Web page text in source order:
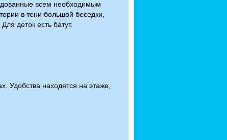
всем необходимым
в тени большой беседки,
деток есть батут.
Удобства находятся на этаже,